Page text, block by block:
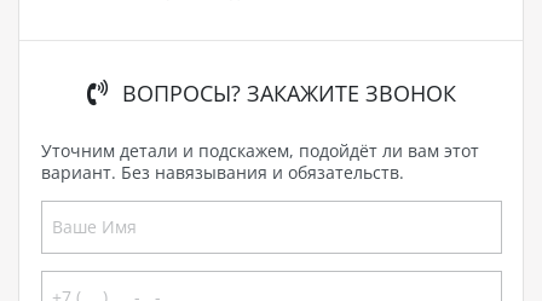
ВОПРОСЫ? ЗАКАЖИТЕ ЗВОНОК
Уточним детали и подскажем, подойдёт ли вам этот
вариант. Без навязывания и обязательств.